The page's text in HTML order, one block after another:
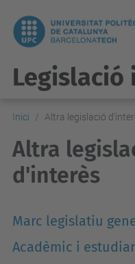
Legislació
Inici Altra legislació
Altra
d'interès
Marc legislatiu
Acadèmic i